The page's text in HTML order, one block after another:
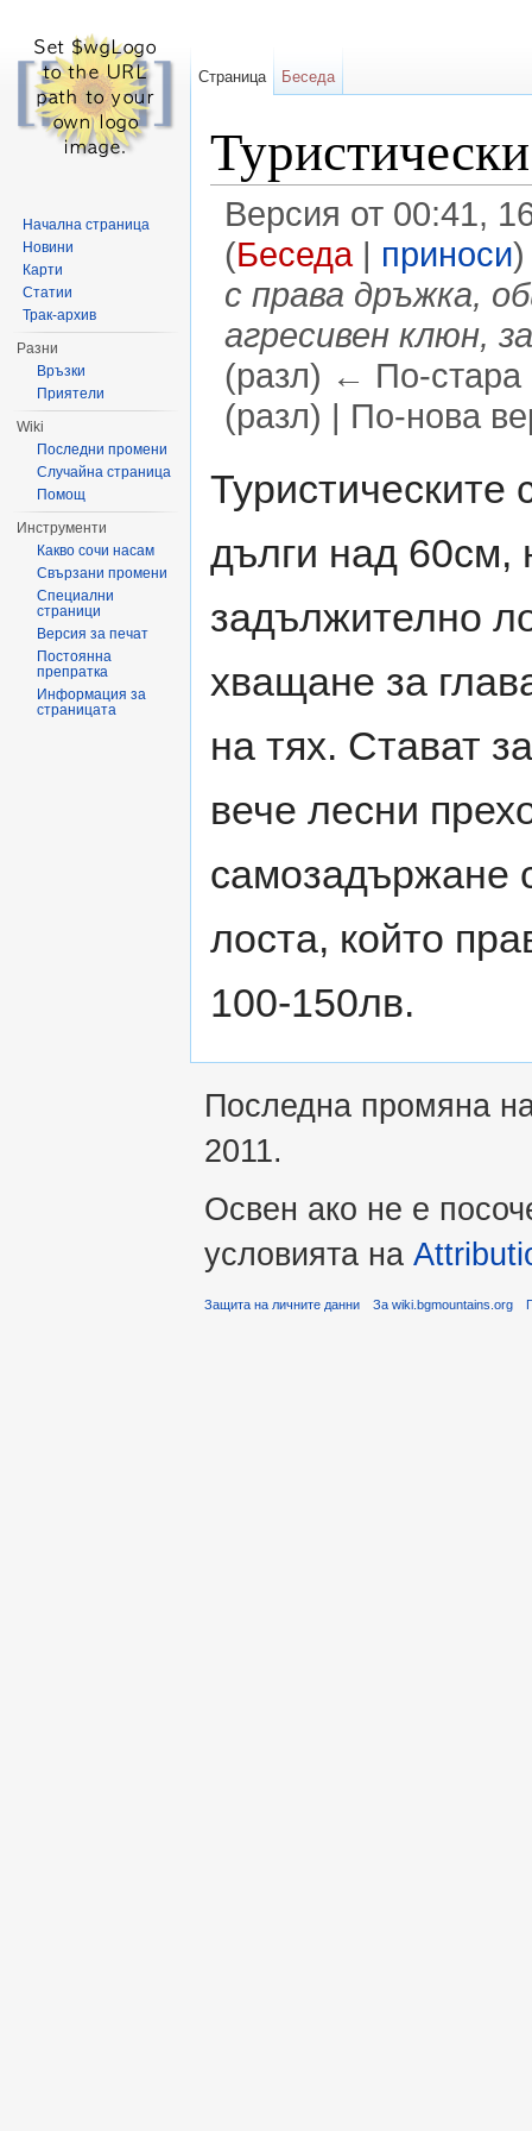
Версия от 00:41,
(Беседа| приноси)
с права дръжка,
агресивен клюн,
(разл) ← По-стара
(разл) | По-нова
Туристическите
дълги над 60см,
задължително
хващане за
на тях. Стават
вече лесни
самозадържане
лоста, който
100-150лв.
Страница Беседа
Начална страница
Новини
Карти
Статии
Трак-архив
Разни
Връзки
Приятели
Wiki
Последни промени
Случайна страница
Помощ
Инструменти
Какво сочи насам
Свързани промени
Специални
страници
Версия за печат
Постоянна
препратка
Информация за
страницата
Последна промяна
2011.
Освен ако не е
условията на
Защита на личните данни За wiki.bgmountains.org